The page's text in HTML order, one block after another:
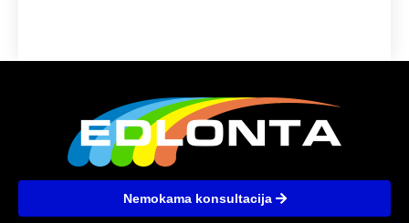
Nemokama konsultacija